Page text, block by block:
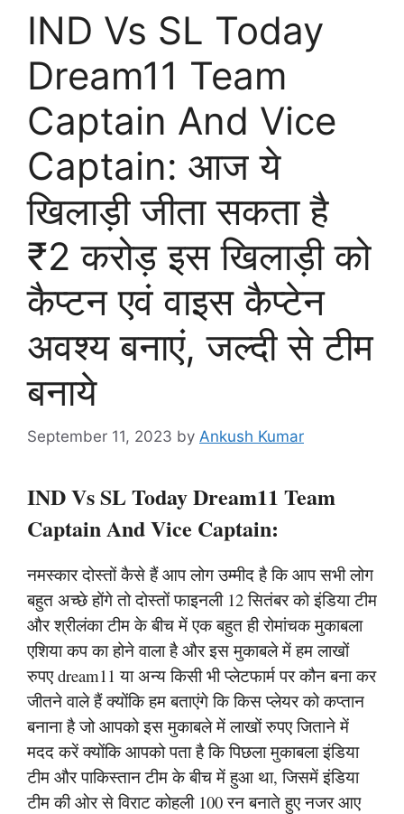
IND Vs SL Today
Dream11 Team
Captain And Vice
Captain: आज ये
खिलाड़ी जीता सकता है
₹2 करोड़ इस खिलाड़ी को
कैप्टन एवं वाइस कैप्टेन
अवश्य बनाएं, जल्दी से टीम
बनाये
September 11, 2023 by Ankush Kumar
IND Vs SL Today Dream11 Team
Captain And Vice Captain:
नमस्कार दोस्तों कैसे हैं आप लोग उम्मीद है कि आप सभी लोग
बहुत अच्छे होंगे तो दोस्तों फाइनली 12 सितंबर को इंडिया टीम
और श्रीलंका टीम के बीच में एक बहुत ही रोमांचक मुकाबला
एशिया कप का होने वाला है और इस मुकाबले में हम लाखों
रुपए dream11 या अन्य किसी भी प्लेटफार्म पर कौन बना कर
जीतने वाले हैं क्योंकि हम बताएंगे कि किस प्लेयर को कप्तान
बनाना है जो आपको इस मुकाबले में लाखों रुपए जिताने में
मदद करें क्योंकि आपको पता है कि पिछला मुकाबला इंडिया
टीम और पाकिस्तान टीम के बीच में हुआ था, जिसमें इंडिया
टीम की ओर से विराट कोहली 100 रन बनाते हुए नजर आए